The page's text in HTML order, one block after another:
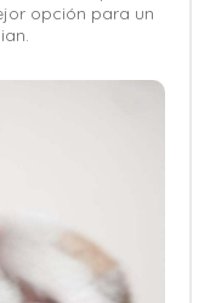
opción para un